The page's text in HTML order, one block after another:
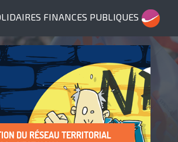
FINANCES PUBLIQUES
DU RÉSEAU TERRITORIAL
PLUS DE SERVICES PUBLICS !
DE LA SANTÉ AU TRAVAIL
SOLIDAIRES FINANCES